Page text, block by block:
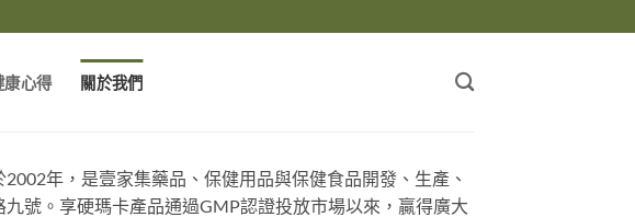
康心得 關於我們
年，是壹家集藥品、保健用品與保健食品開發、生產、
號。享硬瑪卡產品通過GMP認證投放市場以來，贏得廣大